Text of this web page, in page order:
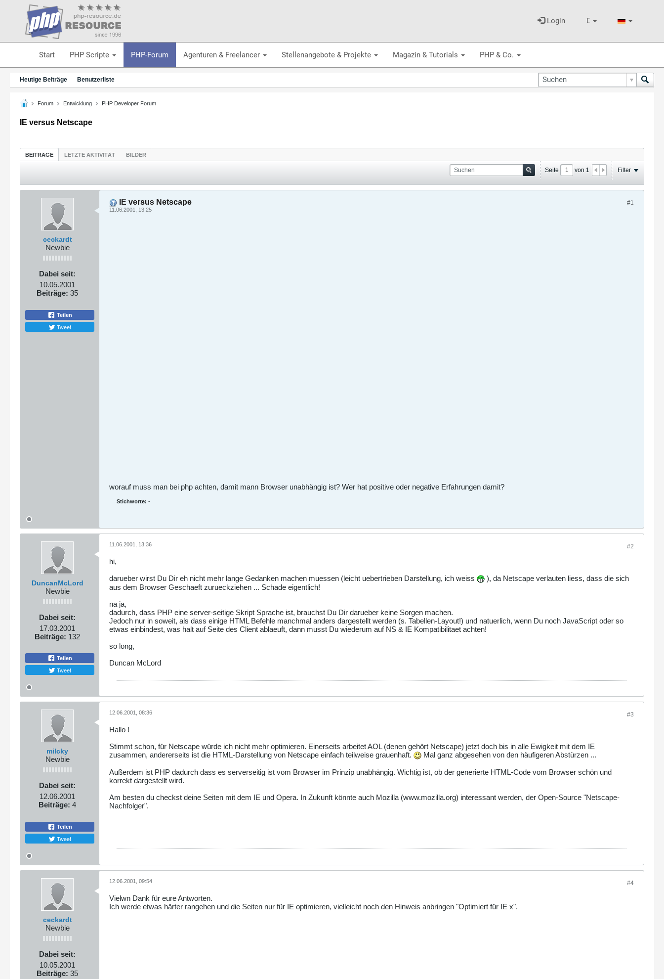
€
Login
Start PHP Scripte PHP-Forum Agenturen & Freelancer Stellenangebote & Projekte Magazin & Tutorials PHP & Co.
Heutige Beiträge Benutzerliste
Forum Entwicklung PHP Developer Forum
IE versus Netscape
BEITRÄGE LETZTE AKTIVITÄT BILDER
Seite von 1 Filter
ceckardt
Newbie
Dabei seit:
10.05.2001
Beiträge: 35
Teilen
Tweet
#1
IE versus Netscape
11.06.2001, 13:25
worauf muss man bei php achten, damit mann Browser unabhängig ist? Wer hat positive oder negative Erfahrungen damit?
Stichworte: -
DuncanMcLord
Newbie
Dabei seit:
17.03.2001
Beiträge: 132
Teilen
Tweet
#2
11.06.2001, 13:36
hi,
darueber wirst Du Dir eh nicht mehr lange Gedanken machen muessen (leicht uebertrieben Darstellung, ich weiss
), da Netscape verlauten liess, dass die sich
aus dem Browser Geschaeft zurueckziehen ... Schade eigentlich!
na ja,
dadurch, dass PHP eine server-seitige Skript Sprache ist, brauchst Du Dir darueber keine Sorgen machen.
Jedoch nur in soweit, als dass einige HTML Befehle manchmal anders dargestellt werden (s. Tabellen-Layout!) und natuerlich, wenn Du noch JavaScript oder so
etwas einbindest, was halt auf Seite des Client ablaeuft, dann musst Du wiederum auf NS & IE Kompatibilitaet achten!
so long,
Duncan McLord
milcky
Newbie
Dabei seit:
12.06.2001
Beiträge: 4
Teilen
Tweet
#3
12.06.2001, 08:36
Hallo !
Stimmt schon, für Netscape würde ich nicht mehr optimieren. Einerseits arbeitet AOL (denen gehört Netscape) jetzt doch bis in alle Ewigkeit mit dem IE
zusammen, andererseits ist die HTML-Darstellung von Netscape einfach teilweise grauenhaft.
Mal ganz abgesehen von den häufigeren Abstürzen ...
Außerdem ist PHP dadurch dass es serverseitig ist vom Browser im Prinzip unabhängig. Wichtig ist, ob der generierte HTML-Code vom Browser schön und
korrekt dargestellt wird.
Am besten du checkst deine Seiten mit dem IE und Opera. In Zukunft könnte auch Mozilla (www.mozilla.org) interessant werden, der Open-Source "Netscape-
Nachfolger".
ceckardt
Newbie
Dabei seit:
10.05.2001
Beiträge: 35
#4
12.06.2001, 09:54
Vielwn Dank für eure Antworten.
Ich werde etwas härter rangehen und die Seiten nur für IE optimieren, vielleicht noch den Hinweis anbringen "Optimiert für IE x".